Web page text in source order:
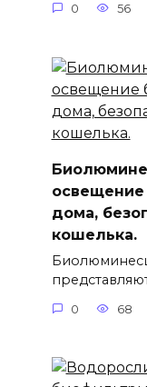
0 56
дома,
кошелька.
0 68